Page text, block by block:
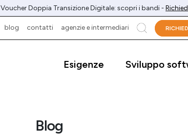
Voucher Doppia Transizione Digitale: scopri i bandi -
blog contatti agenzie e intermediari cerca
Esigenze Sviluppo
Blog